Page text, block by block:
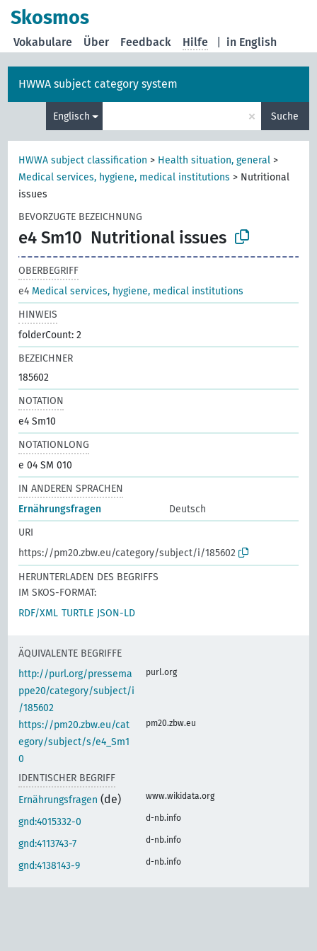
Skosmos
in English
Vokabulare Über Feedback Hilfe
HWWA subject category system
Englisch × Suche
HWWA subject classification > Health situation, general >
Medical services, hygiene, medical institutions > Nutritional
issues
BEVORZUGTE BEZEICHNUNG
e4 Sm10 Nutritional issues
OBERBEGRIFF
e4 Medical services, hygiene, medical institutions
HINWEIS
folderCount: 2
BEZEICHNER
185602
NOTATION
e4 Sm10
NOTATIONLONG
e 04 SM 010
IN ANDEREN SPRACHEN
Ernährungsfragen
Deutsch
URI
https://pm20.zbw.eu/category/subject/i/185602
HERUNTERLADEN DES BEGRIFFS
IM SKOS-FORMAT:
RDF/XML TURTLE JSON-LD
ÄQUIVALENTE BEGRIFFE
http://purl.org/pressema
ppe20/category/subject/i
/185602
purl.org
https://pm20.zbw.eu/cat
egory/subject/s/e4_Sm1
0
pm20.zbw.eu
IDENTISCHER BEGRIFF
Ernährungsfragen (de) www.wikidata.org
gnd:4015332-0 d-nb.info
gnd:4113743-7 d-nb.info
gnd:4138143-9 d-nb.info